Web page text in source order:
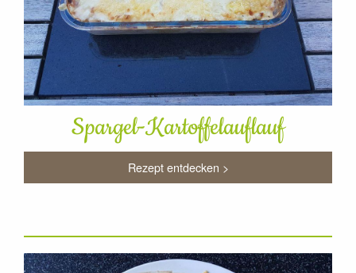
Spargel-Kartoffelauflauf
Rezept entdecken >